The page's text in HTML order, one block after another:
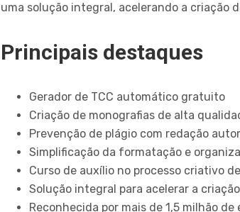
uma solução integral, acelerando a criação
Principais destaques
Gerador de TCC automático gratuito
Criação de monografias de alta
Prevenção de plágio com redação
Simplificação da formatação e
Curso de auxílio no processo criativo
Solução integral para acelerar a
Reconhecida por mais de 1,5 milhão